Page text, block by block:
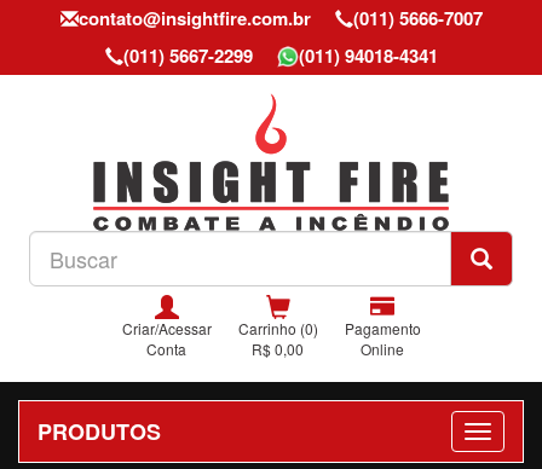
contato@insightfire.com.br
(011) 5666-7007
(011) 5667-2299
(011) 94018-4341
Criar/Acessar
Conta
Carrinho (0)
R$ 0,00
Pagamento
Online
PRODUTOS